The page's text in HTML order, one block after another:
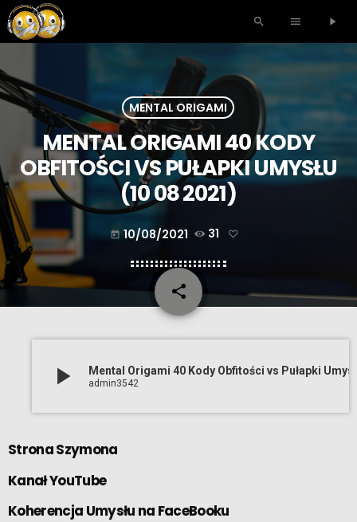
search menu play_arrow
MENTAL ORIGAMI
MENTAL ORIGAMI 40 KODY
OBFITOŚCI VS PUŁAPKI UMYSŁU
(10 08 2021)
today 10/08/2021 31
share
email
play_arrow admin3542
StronaSzymona
KanałYouTube
Koherencja Umysłu na FaceBooku